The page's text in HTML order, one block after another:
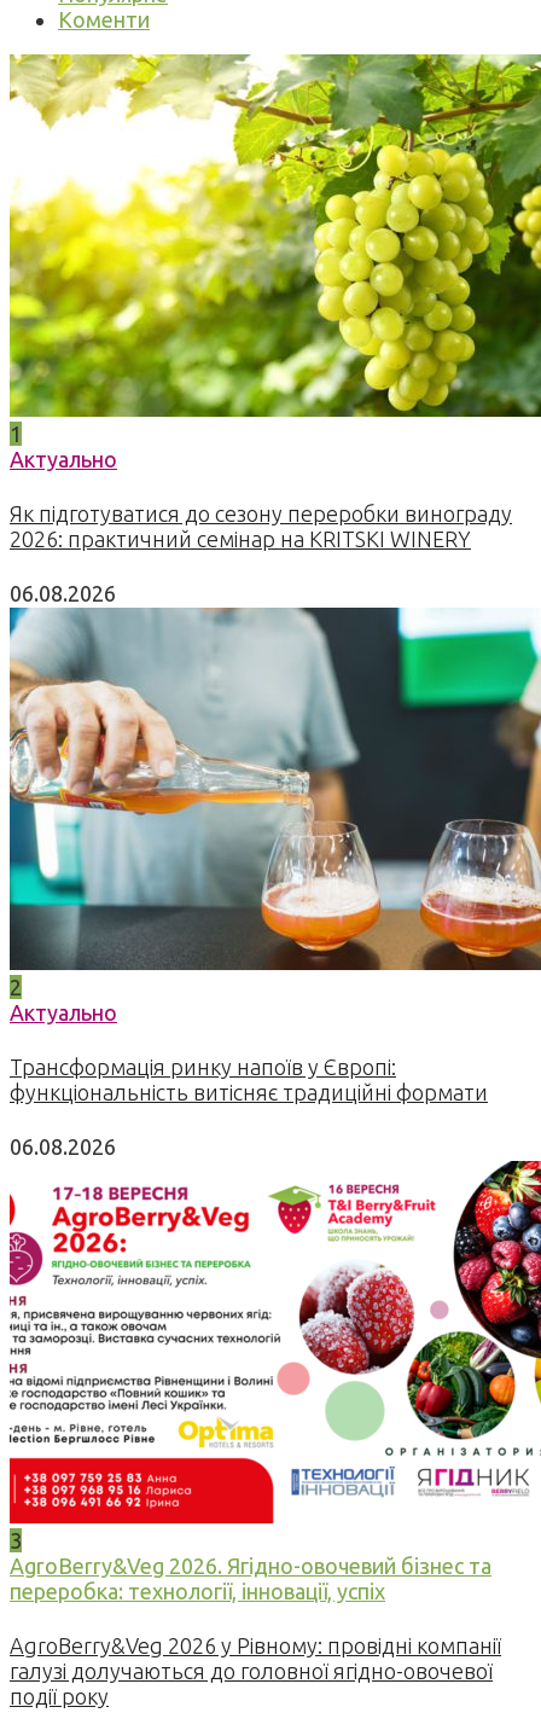
Коменти
1
Актуально
Як підготуватися до сезону переробки винограду
2026: практичний семінар на KRITSKI WINERY
06.08.2026
2
Актуально
Трансформація ринку напоїв у Європі:
функціональність витісняє традиційні формати
06.08.2026
3
AgroBerry&Veg 2026. Ягідно-овочевий бізнес та
переробка: технології, інновації, успіх
AgroBerry&Veg 2026 у Рівному: провідні компанії
галузі долучаються до головної ягідно-овочевої
події року